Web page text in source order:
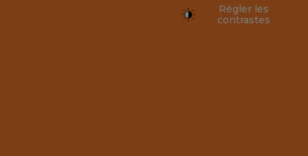
Régler les
contrastes